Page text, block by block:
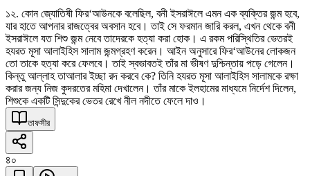
১২. কোন জ্যোতিষী ফির‘আউনকে বলেছিল, বনী ইসরাঈলে এমন এক ব্যক্তির জন্ম হবে,
যার হাতে আপনার রাজত্বের অবসান হবে। তাই সে ফরমান জারি করল, এখন থেকে বনী
ইসরাঈলে যত শিশু জন্ম নেবে তাদেরকে হত্যা করা হোক। এ রকম পরিস্থিতির ভেতরই
হযরত মূসা আলাইহিস সালাম জন্মগ্রহণ করেন। আইন অনুসারে ফির‘আউনের লোকজন
তো তাকে হত্যা করে ফেলবে। তাই স্বভাবতই তাঁর মা ভীষণ দুশ্চিন্তায় পড়ে গেলেন।
কিন্তু আল্লাহ তাআলার ইচ্ছা রদ করবে কে? তিনি হযরত মূসা আলাইহিস সালামকে রক্ষা
করার জন্য নিজ কুদরতের মহিমা দেখালেন। তাঁর মাকে ইলহামের মাধ্যমে নির্দেশ দিলেন,
শিশুকে একটি সিন্দুকের ভেতর রেখে নীল নদীতে ফেলে দাও।
তাফসীর
৪০